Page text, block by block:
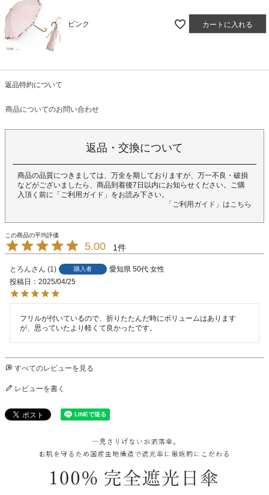
ピンク カートに入れる
返品特約について
商品についてのお問い合わせ
返品・交換について
商品の品質につきましては、万全を期しておりますが、万一不良・破損
などがございましたら、商品到着後7日以内にお知らせください。ご購
入頂く前に「ご利用ガイド」をお読み下さい。
「ご利用ガイド」はこちら
5.00 1
とろん 1 購入者 愛知県 50代 女性
投稿日
2025/04/25
フリルが付いているので、折りたたんだ時にボリュームはあります
が、思っていたより軽くて良かったです。
すべてのレビューを見る
レビューを書く